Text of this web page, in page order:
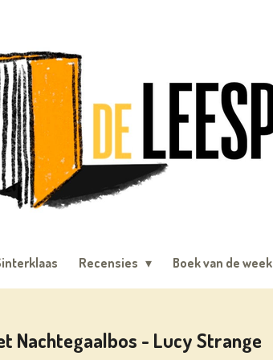
Recensies Boek van de week
Nachtegaalbos - Lucy Strange